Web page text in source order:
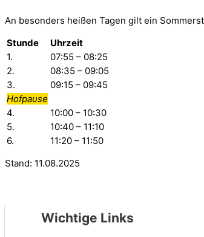
An besonders heißen Tagen gilt ein
Stunde
Uhrzeit
1.
07:55 – 08:25
2.
08:35 – 09:05
3.
09:15 – 09:45
Hofpause
4.
10:00 – 10:30
5.
10:40 – 11:10
6.
11:20 – 11:50
Stand: 11.08.2025
Wichtige Links